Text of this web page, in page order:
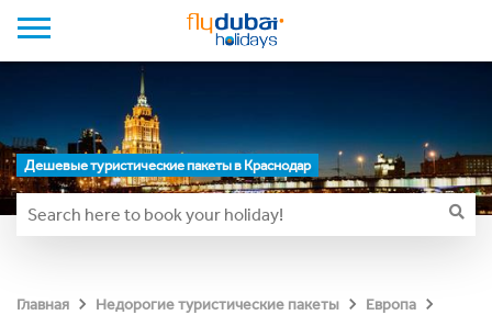
Дешевые туристические пакеты в Краснодар
Главная Недорогие туристические пакеты
Европа